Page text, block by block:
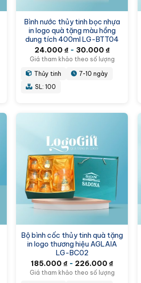
Bình nước thủy tinh bọc nhựa
in logo quà tặng màu hồng
dung tích 400ml LG-BTT04
24.000 ₫- 30.000 ₫
Giá tham khảo theo số lượng
Thủy tinh
7-10 ngày
SL: 100
Bộ bình cốc thủy tinh quà tặng
in logo thương hiệu AGLAIA
LG-BC02
185.000₫ - 226.000₫
Giá tham khảo theo số lượng